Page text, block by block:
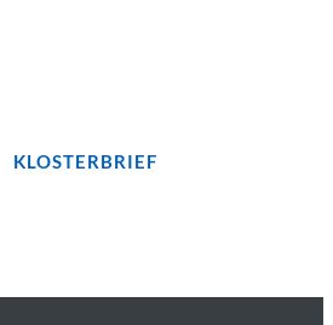
KLOSTERBRIEF